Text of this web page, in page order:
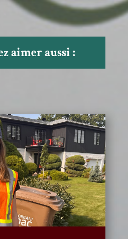
aimer aussi :